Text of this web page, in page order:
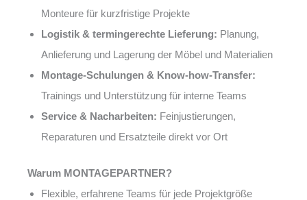
Monteure für kurzfristige Projekte
Logistik & termingerechte Lieferung: Planung,
Anlieferung und Lagerung der Möbel und Materialien
Montage-Schulungen & Know-how-Transfer:
Trainings und Unterstützung für interne Teams
Service & Nacharbeiten: Feinjustierungen,
Reparaturen und Ersatzteile direkt vor Ort
Warum MONTAGEPARTNER?
Flexible, erfahrene Teams für jede Projektgröße